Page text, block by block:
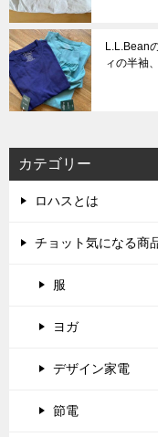
L.L.Bean
ィの半袖
カテゴリー
ロハスとは
チョット気になる商
服
ヨガ
デザイン家電
節電